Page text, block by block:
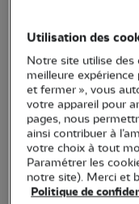
1,50 €
Ce marque-page
un oiseau commun
Quantité
En stock
Utilisation des
Notre site utilise des
meilleure expérience
et fermer », vous
votre appareil pour
pages, nous
ainsi contribuer à
votre choix à tout
Paramétrer les
notre site). Merci et
Politique de